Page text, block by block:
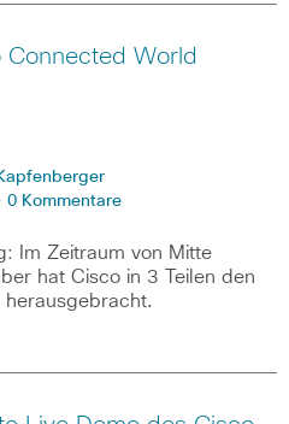
Connected World
0 Kommentare
Im Zeitraum von Mitte
hat Cisco in 3 Teilen den
herausgebracht.